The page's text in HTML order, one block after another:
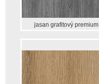
jasan grafitový premium